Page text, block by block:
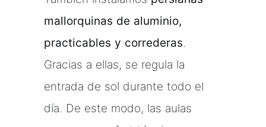
mallorquinas de aluminio,
practicables y correderas.
Gracias a ellas, se regula la
entrada de sol durante todo el
día. De este modo, las aulas